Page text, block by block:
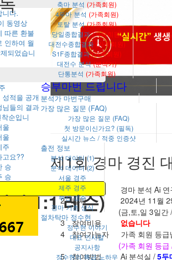
축마 분석 (가족회원)
4두마 분석 (가족회원)
토탈 분석(가족회원)
당일종합결과(가족회원)
대전수종합결과 (가족회원)
S1F종합결과(가족회원)
대전수 분석(분석가)
단통분석 (가족회원)
승부마번 드립니다
분석가 마번구매
가장 많은 질문 (FAQ)
가장 많은 질문 (FAQ)
첫 방문이신가요? (필독)
실시간 뉴스 / 적중 인증샷
출전 정보
분석 데이터 (1)
분석 데이터 (2)
서울 경주
제주 경주
부산 경주
경마 기초 상식
절차탁마 정수현
정수현 이야기
대표 인사말
공지사항
정수현의 특급 노하우
제1회경마 경진
1 주최
경마 분석 Ai 연
2
날짜 2024년 11월
(금,토,일 3일간
3
참여비용
없습니다
4
참여가능자 가족 회원 등급
(가족 회원 등
5
참여방법 Ai 분석실 /5두
니다.
동영상
따른 환불
인하여 월
되었습니
적을 공개
님들의 결과
순입니
울
울
주
고요??
승
승
마 1:1 레슨)